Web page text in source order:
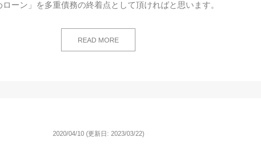
ローン」を多重債務の終着点として頂ければと思います。
READ MORE
2020/04/10 (更新日: 2023/03/22)